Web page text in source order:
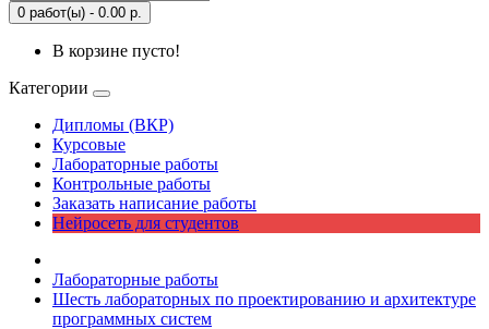
0 работ(ы) - 0.00 р.
В корзине пусто!
Категории
Дипломы (ВКР)
Курсовые
Лабораторные работы
Контрольные работы
Заказать написание работы
Нейросеть для студентов
Лабораторные работы
Шесть лабораторных по проектированию и архитектуре
программных систем